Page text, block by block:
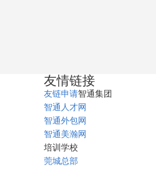
友情链接
友链申请智通集团
智通人才网
智通外包网
智通美瀚网
培训学校
莞城总部